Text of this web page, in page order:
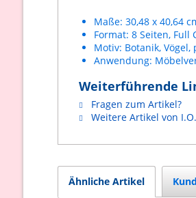
Maße: 30,48 x 40,64
Format: 8 Seiten, Full
Motiv: Botanik,
Anwendung:
Weiterführende
Fragen zum Artikel?
Weitere Artikel von
Ähnliche Artikel